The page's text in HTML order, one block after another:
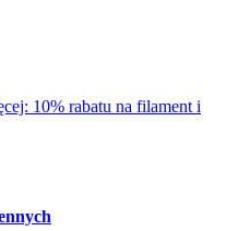
10% rabatu na filament i